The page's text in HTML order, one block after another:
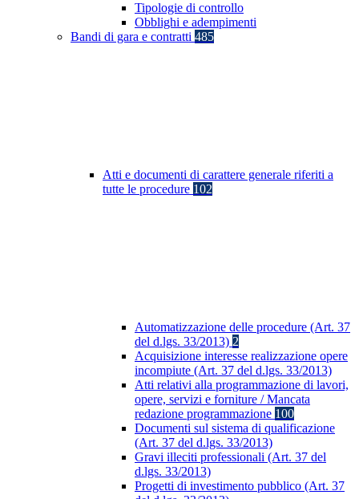
Tipologie di controllo
Obblighi e adempimenti
Bandi di gara e contratti 485
Atti e documenti di carattere generale riferiti a
tutte le procedure 102
Automatizzazione delle procedure (Art. 37
del d.lgs. 33/2013) 2
Acquisizione interesse realizzazione opere
incompiute (Art. 37 del d.lgs. 33/2013)
Atti relativi alla programmazione di lavori,
opere, servizi e forniture / Mancata
redazione programmazione 100
Documenti sul sistema di qualificazione
(Art. 37 del d.lgs. 33/2013)
Gravi illeciti professionali (Art. 37 del
d.lgs. 33/2013)
Progetti di investimento pubblico (Art. 37